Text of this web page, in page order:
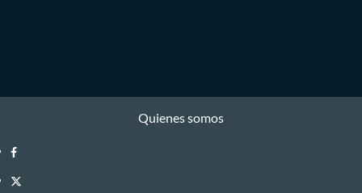
Quienes somos
Facebook
Twitter